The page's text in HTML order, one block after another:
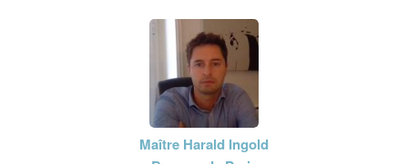
Maître Harald Ingold